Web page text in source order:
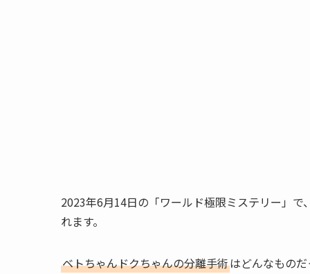
2023年6月14日の「ワールド極限ミステリー」で
れます。
ベトちゃんドクちゃんの分離手術はどんなもの